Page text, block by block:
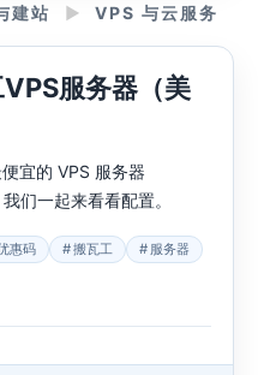
建站 ► VPS 与云服务
服务器（美
宜的 VPS 服务器
们一起来看看配置。
惠码 搬瓦工 服务器